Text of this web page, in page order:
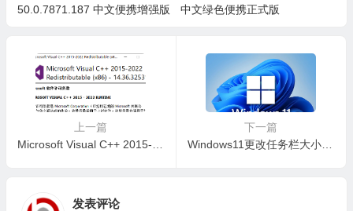
50.0.7871.187 中文便携增强版
中文绿色便携正式版
上一篇
下一篇
Windows11更改任务栏大小的图文教程
发表评论